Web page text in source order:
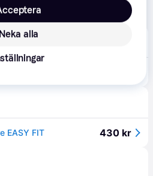
EASY FIT 430 kr
Neka alla